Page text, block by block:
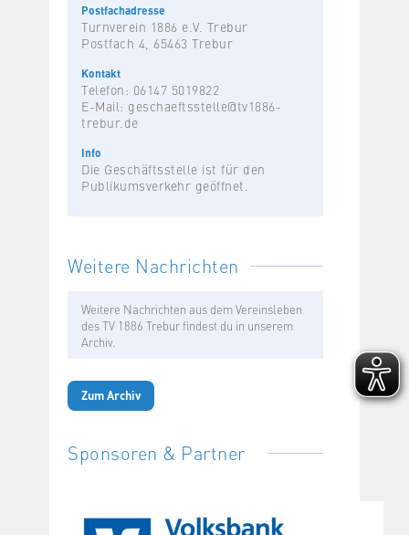
Postfachadresse
Turnverein 1886 e.V. Trebur
Postfach 4, 65463 Trebur
Kontakt
Telefon: 06147 5019822
E-Mail: geschaeftsstelle@tv1886-
trebur.de
Info
Die Geschäftsstelle ist für den
Publikumsverkehr geöffnet.
Weitere Nachrichten
Weitere Nachrichten aus dem Vereinsleben
des TV 1886 Trebur findest du in unserem
Archiv.
Zum Archiv
Sponsoren & Partner